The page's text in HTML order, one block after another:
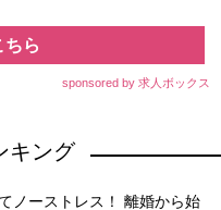
ちら
sponsored by 求人ボックス
キング
ノーストレス！ 離婚から始